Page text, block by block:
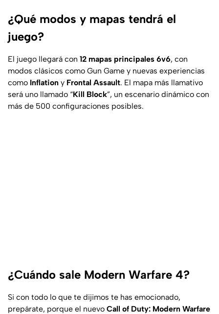
¿Qué modos y mapas tendrá el
juego?
El juego llegará con 12 mapas principales 6v6, con
modos clásicos como Gun Game y nuevas experiencias
como Inflation y Frontal Assault. El mapa más llamativo
será uno llamado “Kill Block”, un escenario dinámico con
más de 500 configuraciones posibles.
¿Cuándo sale Modern Warfare 4?
Si con todo lo que te dijimos te has emocionado,
prepárate, porque el nuevo Call of Duty: Modern Warfare